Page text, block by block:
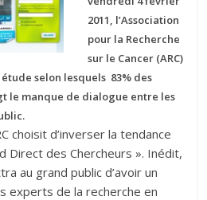
2011, l’Association
pour la Recherche
sur le Cancer (ARC)
selon lesquels 83% des
le manque de dialogue entre les
choisit d’inverser la tendance
Direct des Chercheurs ». Inédit,
au grand public d’avoir un
experts de la recherche en